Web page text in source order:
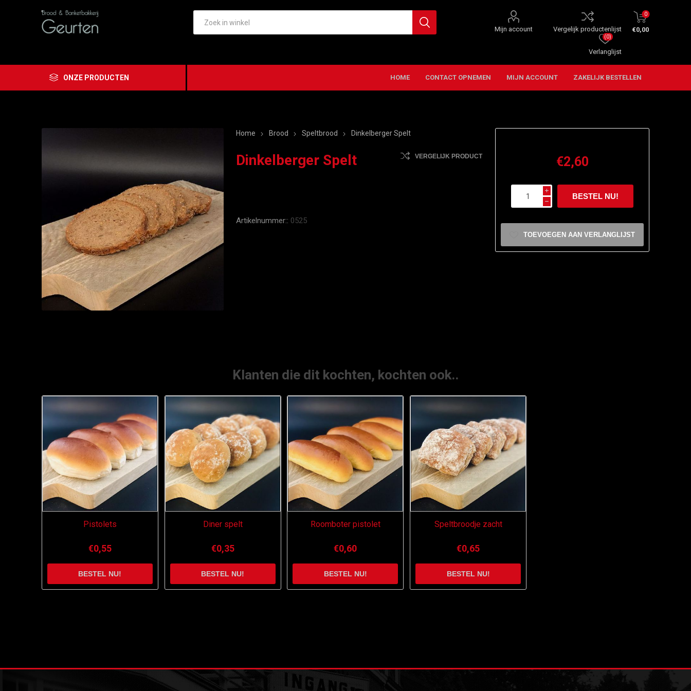
Mijn account Vergelijk productenlijst
Verlanglijst
(0)
0
€0,00
ONZE PRODUCTEN HOME CONTACT OPNEMEN MIJN ACCOUNT ZAKELIJK BESTELLEN
Home Brood Speltbrood Dinkelberger Spelt
Dinkelberger Spelt VERGELIJK PRODUCT
Artikelnummer:: 0525
€2,60
i
h
TOEVOEGEN AAN VERLANGLIJST
Klanten die dit kochten, kochten ook..
Pistolets
€0,55
Diner spelt
€0,35
Roomboter pistolet
€0,60
Speltbroodje zacht
€0,65